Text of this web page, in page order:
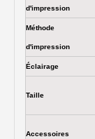
d'impression
Méthode
d'impression
Éclairage
Taille
Accessoires